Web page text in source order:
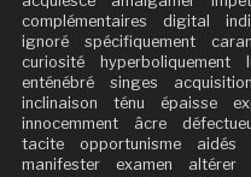
complémentaires
digital
ignoré
spécifiquement
curiosité
hyperboliquement
enténébré
singes
inclinaison
ténu épaisse
innocemment
âcre
tacite
opportunisme aidés
manifester
examen altérer